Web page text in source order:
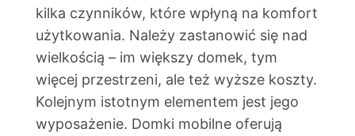
kilka czynników, które wpłyną na komfort
użytkowania. Należy zastanowić się nad
wielkością – im większy domek, tym
więcej przestrzeni, ale też wyższe koszty.
Kolejnym istotnym elementem jest jego
wyposażenie. Domki mobilne oferują